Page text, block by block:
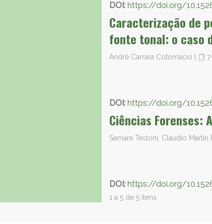
DOI: https://doi.org/
Caracterização de
fonte tonal: o caso
André Carrara Cotomacio
DOI: https://doi.org/
Ciências Forenses:
Samara Testoni, Claudio
DOI: https://doi.org/
1 a 5 de 5 itens